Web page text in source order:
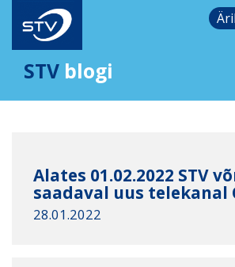
STV blogi
Alates 01.02.2022 STV
saadaval uus telekanal
28.01.2022